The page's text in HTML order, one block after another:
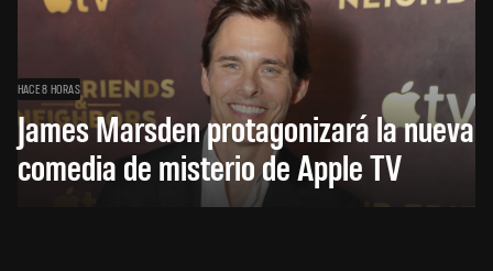
HACE 8 HORAS
James Marsden protagonizará la nueva
comedia de misterio de Apple TV